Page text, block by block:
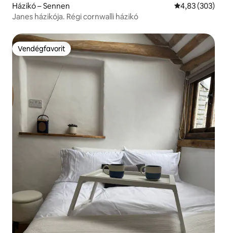
Házikó – Sennen Átlagos
4,83 (303)
Janes házikója. Régi cornwalli házikó
Vendégfavorit
Vendégfavorit